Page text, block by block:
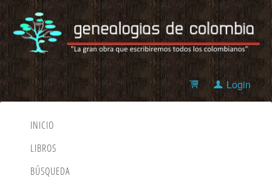
Login
INICIO
LIBROS
BÚSQUEDA